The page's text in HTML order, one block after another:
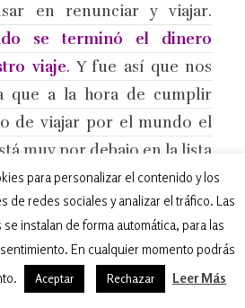
en renunciar y viajar.
se terminó el dinero
viaje. Y fue así que nos
que a la hora de cumplir
de viajar por el mundo el
muy por debajo en la lista
después de las buenas
y la responsabilidad
con ahorros
, por
para personalizar el contenido y los
de redes sociales y analizar el tráfico. Las
instalan de forma automática, para las
En cualquier momento podrás
Aceptar Rechazar Leer Más